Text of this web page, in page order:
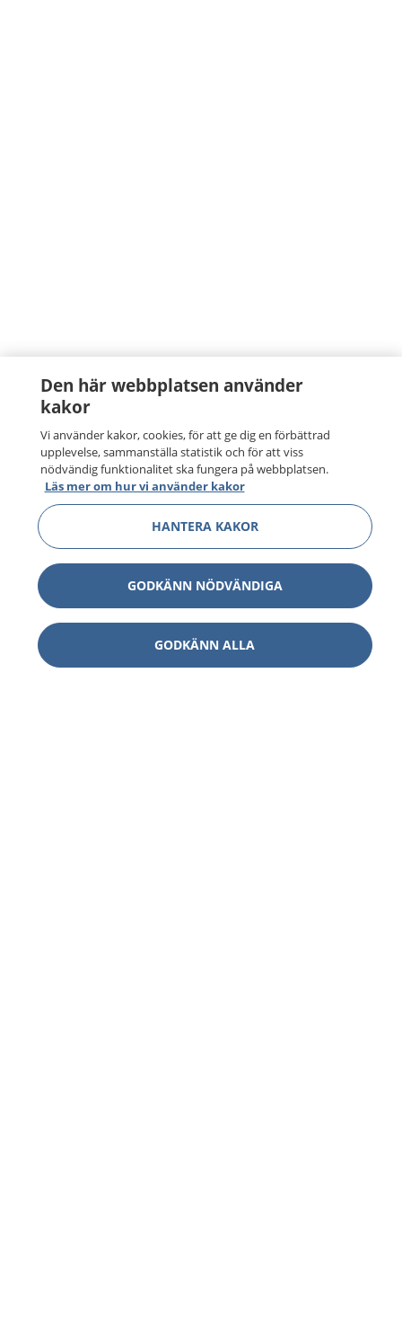
Den här webbplatsen använder
kakor
Vi använder kakor, cookies, för att ge dig en förbättrad
upplevelse, sammanställa statistik och för att viss
nödvändig funktionalitet ska fungera på webbplatsen.
Läs mer om hur vi använder kakor
HANTERA KAKOR
GODKÄNN NÖDVÄNDIGA
GODKÄNN ALLA